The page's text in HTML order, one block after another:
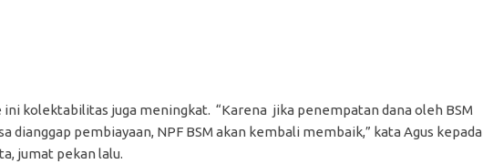
kolektabilitas juga meningkat. “Karena jika penempatan dana oleh BSM
dianggap pembiayaan, NPF BSM akan kembali membaik,” kata Agus kepada
jumat pekan lalu.